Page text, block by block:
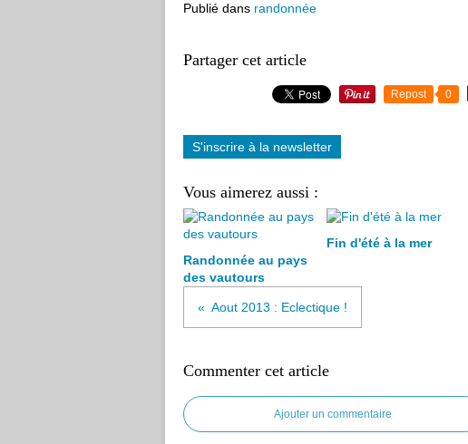
Publié dans randonnée
Partager cet article
Repost 0
S'inscrire à la newsletter
Vous aimerez aussi :
Randonnée au pays
des vautours
Fin d'été à la mer
Aout 2013 : Eclectique !
Commenter cet article
Ajouter un commentaire